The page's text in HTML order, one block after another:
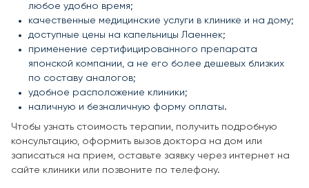
любое удобно время;
качественные медицинские услуги в клинике и на дому;
доступные цены на капельницы Лаеннек;
применение сертифицированного препарата
японской компании, а не его более дешевых близких
по составу аналогов;
удобное расположение клиники;
наличную и безналичную форму оплаты.
Чтобы узнать стоимость терапии, получить подробную
консультацию, оформить вызов доктора на дом или
записаться на прием, оставьте заявку через интернет на
сайте клиники или позвоните по телефону.